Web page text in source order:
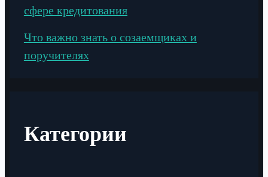
сфере кредитования
Что важно знать о созаемщиках и
поручителях
Категории